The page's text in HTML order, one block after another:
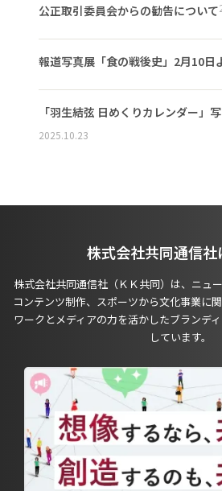
公正取引委員会からの勧告について
報道写真展「食の戦後史」2月10日
「羽生結弦 日めくりカレンダー」
2025.10.23
株式会社共同通信社
株式会社共同通信社（ＫＫ共同）は、ニュ
コンテンツ制作、スポーツから文化事業に
ワークとメディアの力を活かしたブランデ
しています。